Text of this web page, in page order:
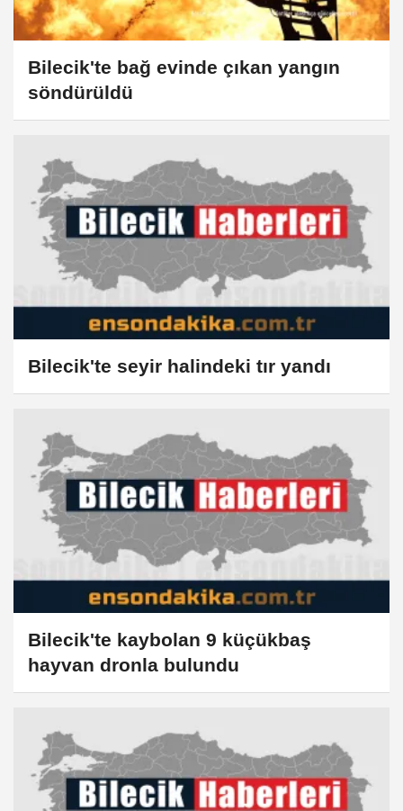
Bilecik'te bağ evinde çıkan yangın
söndürüldü
Bilecik'te seyir halindeki tır yandı
Bilecik'te kaybolan 9 küçükbaş
hayvan dronla bulundu